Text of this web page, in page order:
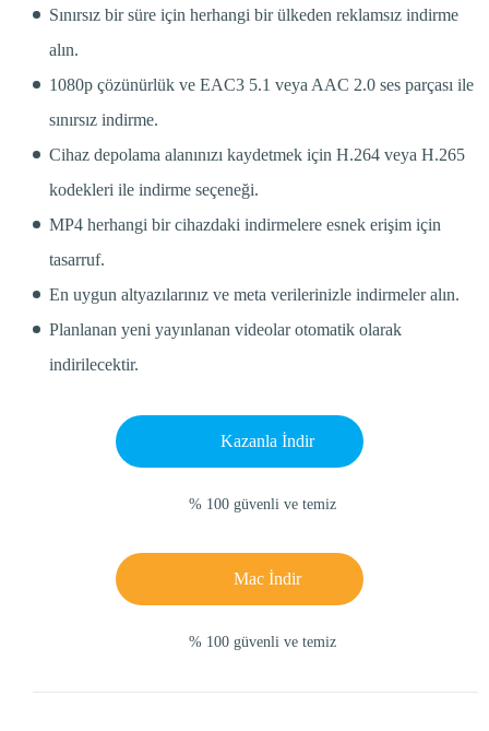
Sınırsız bir süre için herhangi bir ülkeden reklamsız indirme
alın.
1080p çözünürlük ve EAC3 5.1 veya AAC 2.0 ses parçası ile
sınırsız indirme.
Cihaz depolama alanınızı kaydetmek için H.264 veya H.265
kodekleri ile indirme seçeneği.
MP4 herhangi bir cihazdaki indirmelere esnek erişim için
tasarruf.
En uygun altyazılarınız ve meta verilerinizle indirmeler alın.
Planlanan yeni yayınlanan videolar otomatik olarak
indirilecektir.
Kazanla İndir
% 100 güvenli ve temiz
Mac İndir
% 100 güvenli ve temiz